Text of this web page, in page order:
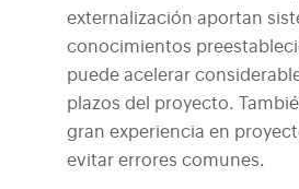
externalización aportan
conocimientos
puede acelerar
plazos del proyecto.
gran experiencia en
evitar errores comunes.